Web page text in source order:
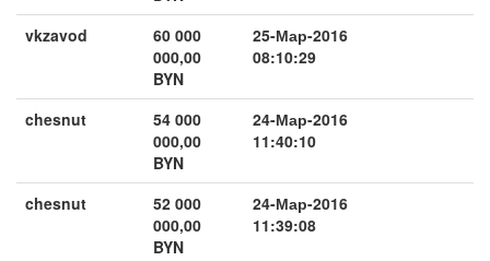
vkzavod
60 000
000,00
BYN
25-Мар-2016
08:10:29
chesnut
54 000
000,00
BYN
24-Мар-2016
11:40:10
chesnut
52 000
000,00
BYN
24-Мар-2016
11:39:08